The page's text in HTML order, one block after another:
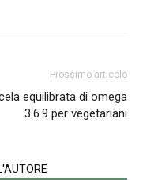
Prossimo articolo
equilibrata di omega
3.6.9 per vegetariani